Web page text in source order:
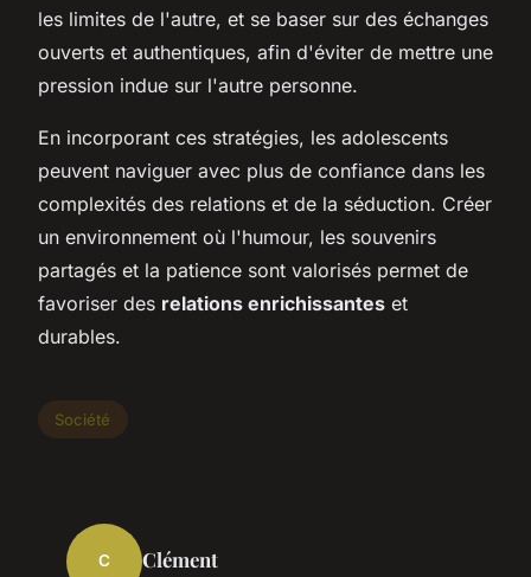
les limites de l'autre, et se baser sur des échanges
ouverts et authentiques, afin d'éviter de mettre une
pression indue sur l'autre personne.
En incorporant ces stratégies, les adolescents
peuvent naviguer avec plus de confiance dans les
complexités des relations et de la séduction. Créer
un environnement où l'humour, les souvenirs
partagés et la patience sont valorisés permet de
favoriser des relations enrichissantes et
durables.
Société
C Clément